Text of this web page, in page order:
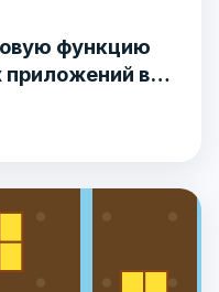
функцию
приложений в